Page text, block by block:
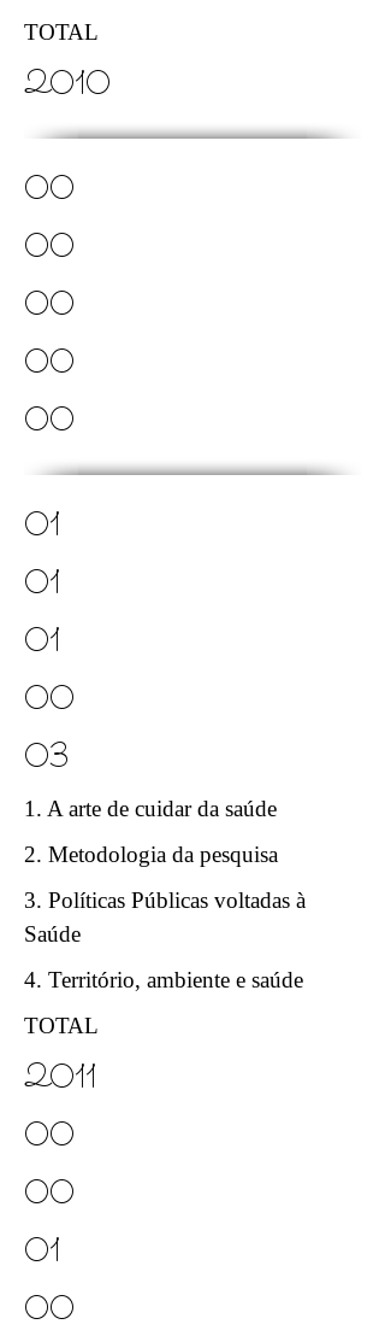
TOTAL
2010
00
00
00
00
00
01
01
01
00
03
1. A arte de cuidar da saúde
2. Metodologia da pesquisa
3. Políticas Públicas voltadas à
Saúde
4. Território, ambiente e saúde
TOTAL
2011
00
00
01
00